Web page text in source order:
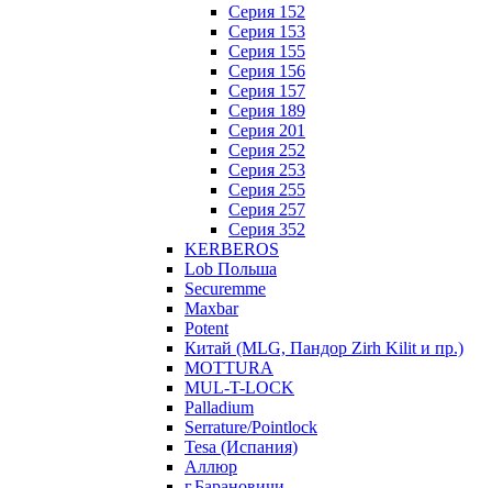
Серия 152
Серия 153
Серия 155
Серия 156
Серия 157
Серия 189
Серия 201
Серия 252
Серия 253
Серия 255
Серия 257
Серия 352
KERBEROS
Lob Польша
Securemme
Maxbar
Potent
Китай (MLG, Пандор Zirh Kilit и пр.)
MOTTURA
MUL-T-LOCK
Palladium
Serrature/Pointlock
Tesa (Испания)
Аллюр